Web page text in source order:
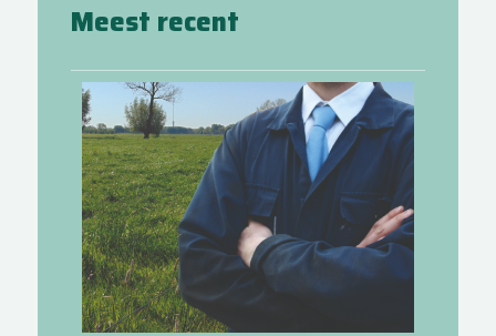
Meest recent